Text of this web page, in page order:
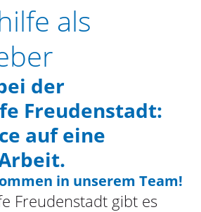
als
der
Freudenstadt:
auf eine
in unserem Team!
Freudenstadt gibt es